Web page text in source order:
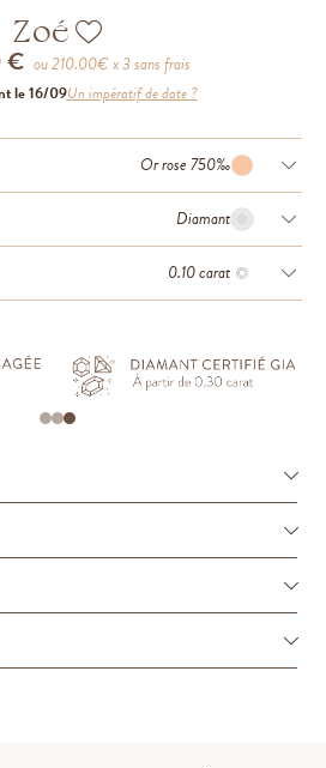
Zoé
€ ou210.00€ x 3 sans frais
le 16/09Un impératif de date ?
Or rose 750‰
Diamant
0.10 carat